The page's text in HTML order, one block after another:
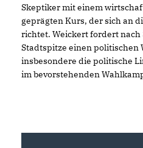
Skeptiker mit einem
geprägten Kurs, der sich an
richtet. Weickert fordert nach
Stadtspitze einen politischen
insbesondere die politische
im bevorstehenden